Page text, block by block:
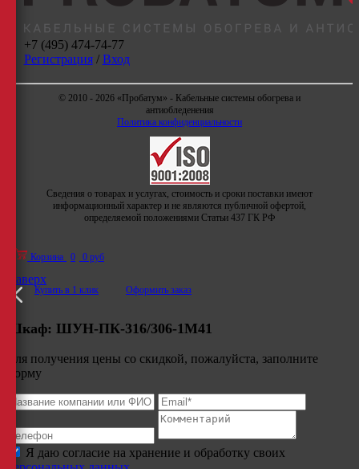
+7 (495) 474-74-77
Регистрация/ Вход
© 2010 - 2026 «Пробатум» - Кабельные системы обогрева и
антиобледенения
Политика конфиденциальности
Сведения о товарах и услугах, стоимость и сроки поставки имеют
информационный характер и не являются публичной офертой,
определяемой положениями Статьи 437 ГК РФ
Корзина 0 0 руб
Купить в 1 клик Оформить заказ
Наверх
Шкаф: ШУН-ПК-316/306-1М41
Для получения цены со скидкой, пожалуйста, заполните
форму
Я даю согласие на хранение и обработку своих